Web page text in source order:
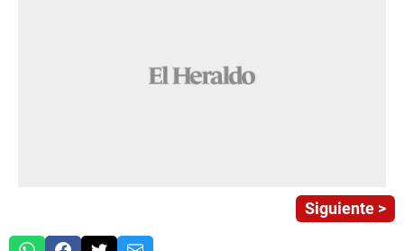
Siguiente >